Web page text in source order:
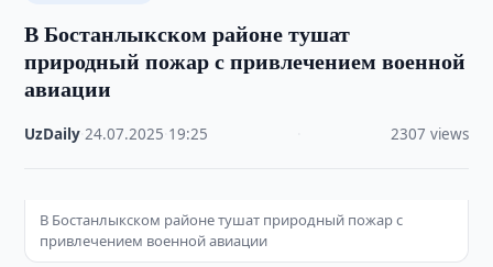
В Бостанлыкском районе тушат
природный пожар с привлечением военной
авиации
UzDaily ·24.07.2025 19:25 2307 views
В Бостанлыкском районе тушат природный пожар с
привлечением военной авиации